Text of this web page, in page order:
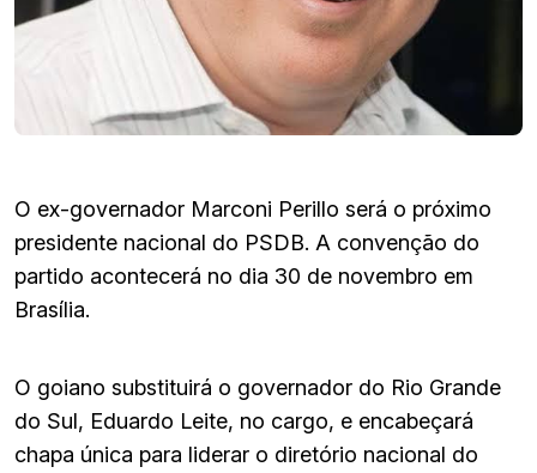
O ex-governador Marconi Perillo será o próximo
presidente nacional do PSDB. A convenção do
partido acontecerá no dia 30 de novembro em
Brasília.
O goiano substituirá o governador do Rio Grande
do Sul, Eduardo Leite, no cargo, e encabeçará
chapa única para liderar o diretório nacional do